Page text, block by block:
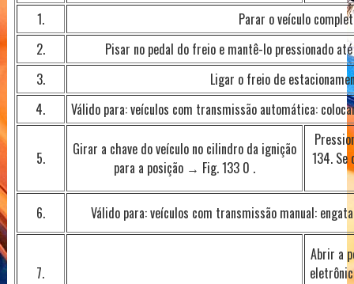
1.
Parar o veículo
2.
Pisar no pedal do freio e mantê-lo pressionado
3.
Ligar o freio de
4.
Válido para: veículos com transmissão automática:
5.
Girar a chave do veículo no cilindro da ignição
para a posição → Fig. 133 0 .
134. Se
6. Válido para: veículos com transmissão manual:
7.
Abrir a